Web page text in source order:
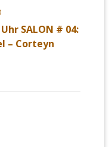
SALON # 04:
– Corteyn